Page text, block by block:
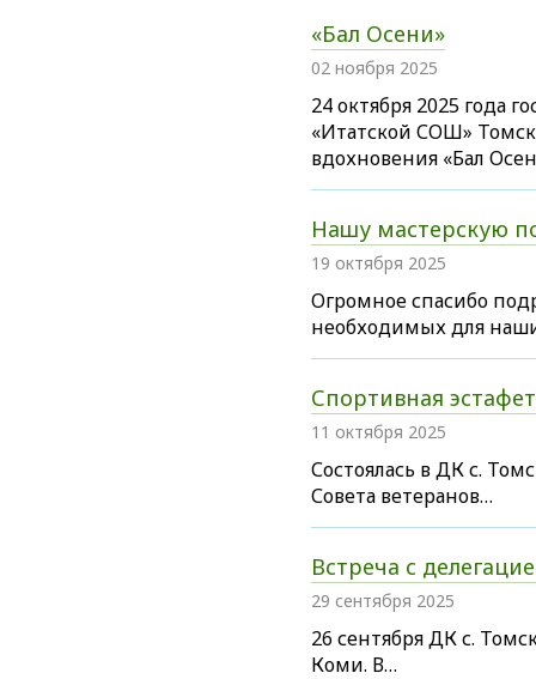
«Бал Осени»
02 ноября 2025
24 октября 2025 года
«Итатской СОШ»
вдохновения «Бал
Нашу мастерскую
19 октября 2025
Огромное спасибо
необходимых для
Спортивная
11 октября 2025
Состоялась в ДК с.
Совета ветеранов…
Встреча с
29 сентября 2025
26 сентября ДК с.
Коми. В…